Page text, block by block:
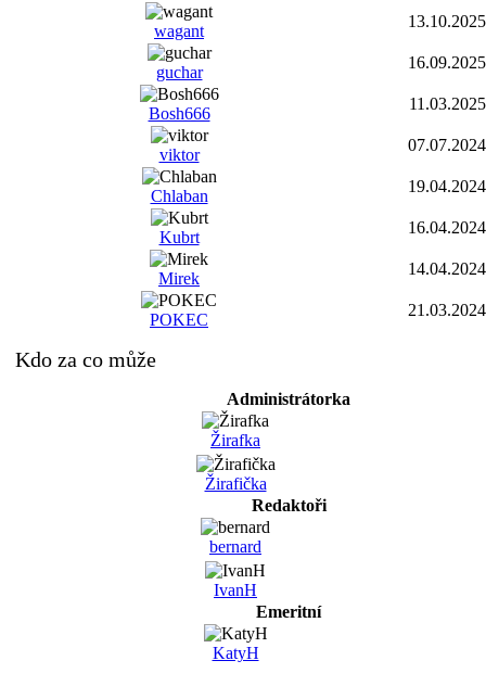
wagant
13.10.2025
guchar
16.09.2025
Bosh666
11.03.2025
viktor
07.07.2024
Chlaban
19.04.2024
Kubrt
16.04.2024
Mirek
14.04.2024
POKEC
21.03.2024
Kdo za co může
Administrátorka
Žirafka
Žirafička
Redaktoři
bernard
IvanH
Emeritní
KatyH